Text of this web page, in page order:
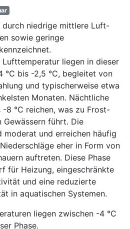
niedrige mittlere Luft-
sowie geringe
liegen in dieser
°C bis -2,5 °C, begleitet von
und typischerweise etwa
Monaten. Nächtliche
8 °C reichen, was zu Frost-
Gewässern führt. Die
moderat und erreichen häufig
eher in Form von
auftreten. Diese Phase
für Heizung, eingeschränkte
und eine reduzierte
in aquatischen Systemen.
liegen zwischen -4 °C
Phase.